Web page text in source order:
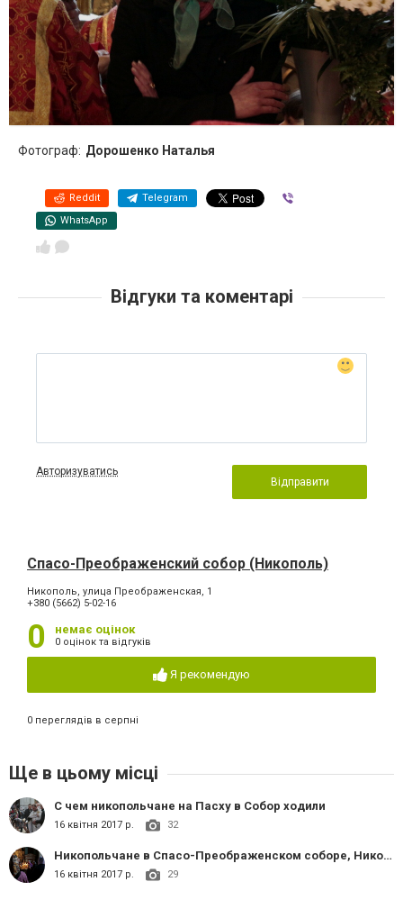
Фотограф: Дорошенко Наталья
Reddit Telegram
WhatsApp
Відгуки та коментарі
Авторизуватись
Відправити
Спасо-Преображенский собор (Никополь)
Никополь, улица Преображенская, 1
+380 (5662) 5-02-16
0 немає оцінок
0 оцінок та відгуків
Я рекомендую
0 переглядів в серпні
Ще в цьому місці
C чем никопольчане на Пасху в Собор ходили
16 квітня 2017 р. 32
Никопольчане в Спасо-Преображенском соборе, Никополь.
16 квітня 2017 р. 29